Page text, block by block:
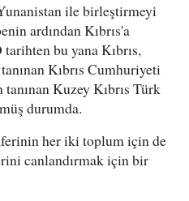
ile birleştirmeyi
ardından Kıbrıs'a
bu yana Kıbrıs,
Kıbrıs Cumhuriyeti
Kuzey Kıbrıs Türk
durumda.
her iki toplum için de
canlandırmak için bir